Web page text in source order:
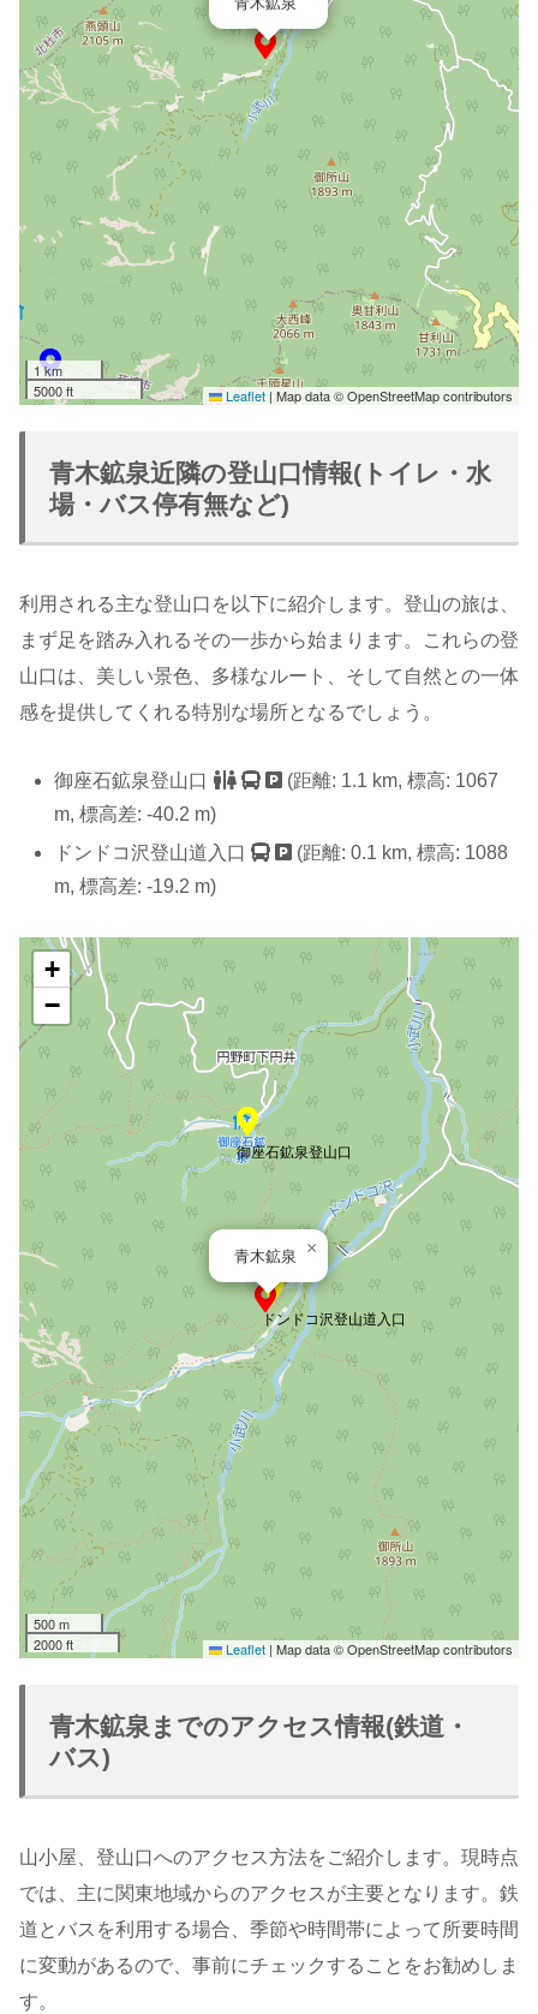
1 km
5000 ft
Leaflet|Map data © OpenStreetMap contributors
青木鉱泉近隣の登山口情報(トイレ・水
場・バス停有無など)
利用される主な登山口を以下に紹介します。登山の旅は、
まず足を踏み入れるその一歩から始まります。これらの登
山口は、美しい景色、多様なルート、そして自然との一体
感を提供してくれる特別な場所となるでしょう。
御座石鉱泉登山口
(距離: 1.1 km, 標高: 1067
m, 標高差: -40.2 m)
ドンドコ沢登山道入口
(距離: 0.1 km, 標高: 1088
m, 標高差: -19.2 m)
御座石鉱泉登山口
ドンドコ沢登山道入口
青木鉱泉 ×
+
−
500 m
2000 ft
Leaflet | Map data © OpenStreetMap contributors
青木鉱泉までのアクセス情報(鉄道・
バス)
山小屋、登山口へのアクセス方法をご紹介します。現時点
では、主に関東地域からのアクセスが主要となります。鉄
道とバスを利用する場合、季節や時間帯によって所要時間
に変動があるので、事前にチェックすることをお勧めしま
す。